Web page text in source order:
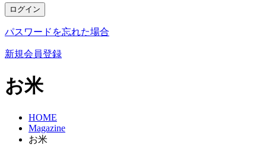
ログイン
パスワードを忘れた場合
新規会員登録
お米
HOME
Magazine
お米